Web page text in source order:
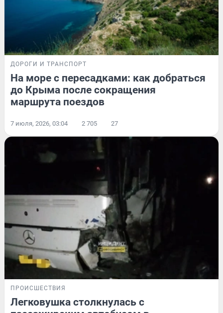
ДОРОГИ И ТРАНСПОРТ
На море с пересадками: как добраться
до Крыма после сокращения
маршрута поездов
7 июля, 2026, 03:04 2 705 27
ПРОИСШЕСТВИЯ
Легковушка столкнулась с